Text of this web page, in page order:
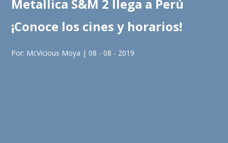
Metallica S&M 2 llega a Perú
¡Conoce los cines y horarios!
Por: McVicious Moya | 08 - 08 - 2019